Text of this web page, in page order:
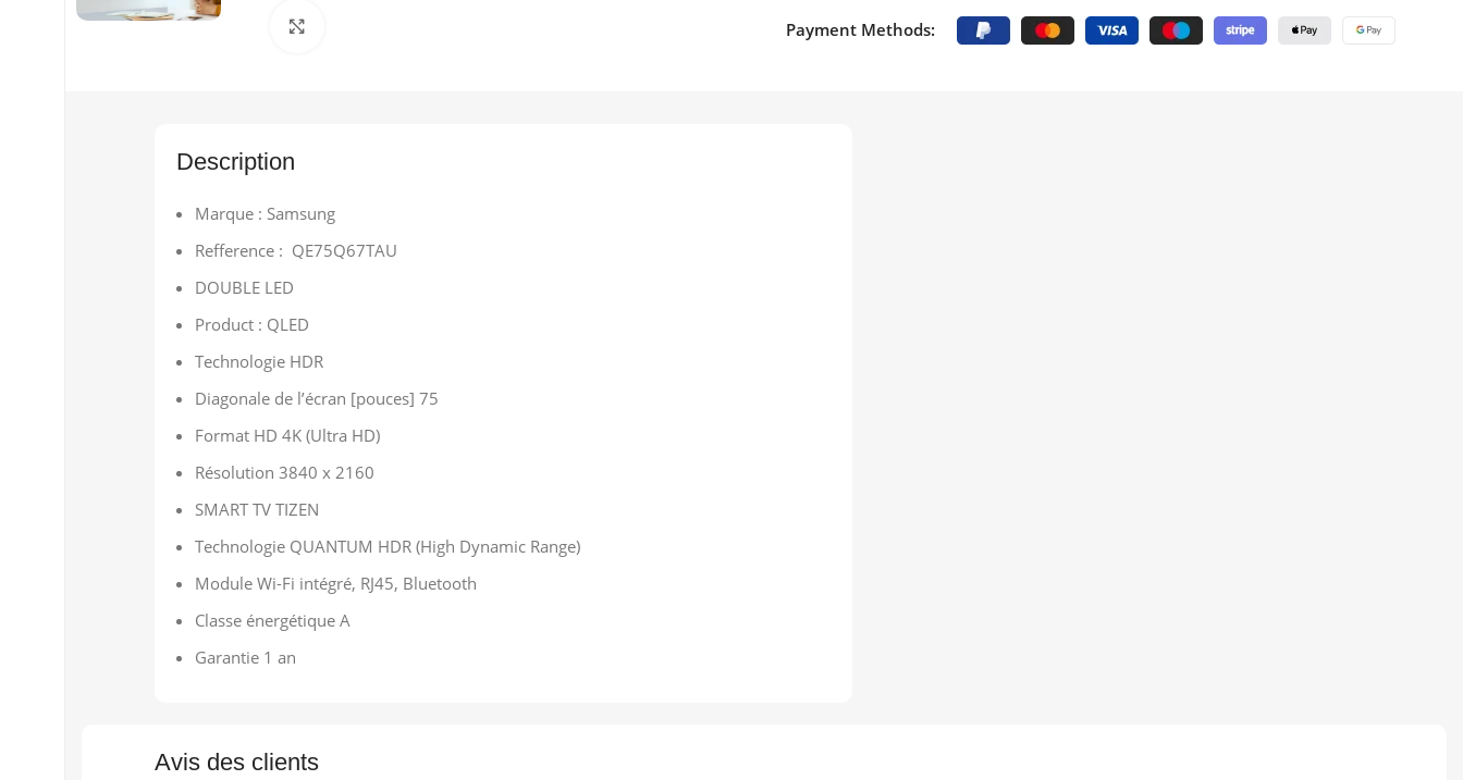
Payment Methods:
Description
Marque : Samsung
Refference : QE75Q67TAU
DOUBLE LED
Product : QLED
Technologie HDR
Diagonale de l’écran [pouces] 75
Format HD 4K (Ultra HD)
Résolution 3840 x 2160
SMART TV TIZEN
Technologie QUANTUM HDR (High Dynamic Range)
Module Wi-Fi intégré, RJ45, Bluetooth
Classe énergétique A
Garantie 1 an
Avis des clients